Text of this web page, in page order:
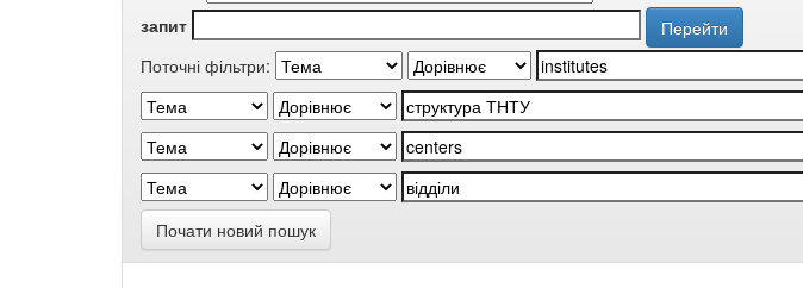
запит
Поточні фільтри:
Почати новий пошук